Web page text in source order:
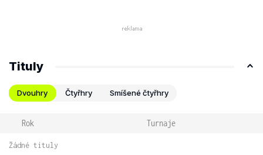
Tituly
Dvouhry Čtyřhry Smíšené čtyřhry
Rok Turnaje
Žádné tituly